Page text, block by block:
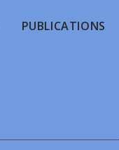
PUBLICATIONS